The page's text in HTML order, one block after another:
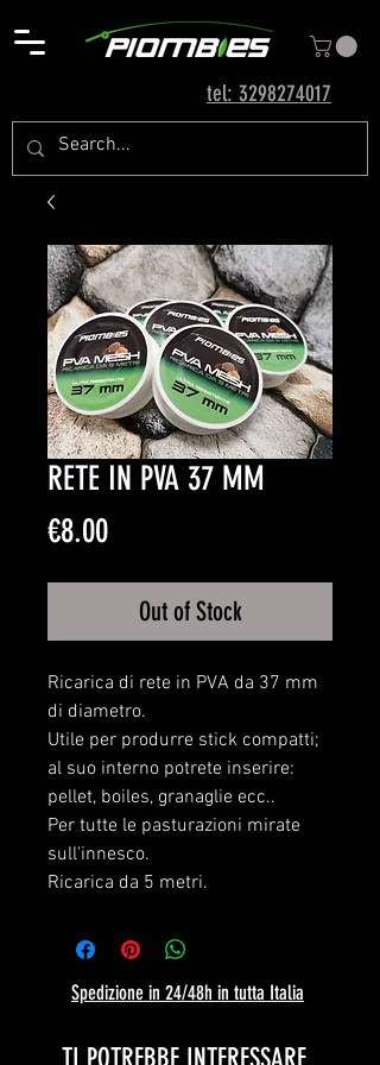
tel: 3298274017
RETE IN PVA 37 MM
€8.00Price
Out of Stock
Ricarica di rete in PVA da 37 mm
di diametro.
Utile per produrre stick compatti;
al suo interno potrete inserire:
pellet, boiles, granaglie ecc..
Per tutte le pasturazioni mirate
sull'innesco.
Ricarica da 5 metri.
Spedizione in 24/48h in tutta Italia
TI POTREBBE INTERESSARE